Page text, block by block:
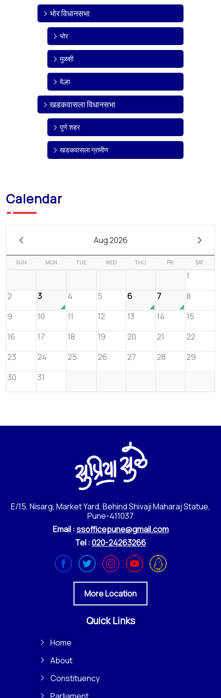
भोर विधानसभा
भोर
मुळशी
वेल्हा
खडकवासला विधानसभा
पुणे शहर
खडकवासला ग्रामीण
Calendar
Aug 2026
SUN MON TUE WED THU FRI SAT
1
2
3 4 5 6 7
8
9
10 11 12 13 14
15
16
17 18 19 20 21
22
23
24 25 26 27 28
29
30
31
E/15, Nisarg, Market Yard, Behind Shivaji Maharaj Statue,
Pune-411037
Email :ssofficepune@gmail.com
Tel :020-24263266
More Location
Quick Links
Home
About
Constituency
Parliament